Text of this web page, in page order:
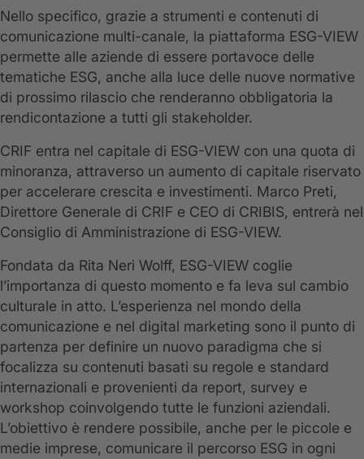
Nello specifico, grazie a strumenti e contenuti di
comunicazione multi-canale, la piattaforma ESG-VIEW
permette alle aziende di essere portavoce delle
tematiche ESG, anche alla luce delle nuove normative
di prossimo rilascio che renderanno obbligatoria la
rendicontazione a tutti gli stakeholder.
CRIF entra nel capitale di ESG-VIEW con una quota di
minoranza, attraverso un aumento di capitale riservato
per accelerare crescita e investimenti. Marco Preti,
Direttore Generale di CRIF e CEO di CRIBIS, entrerà nel
Consiglio di Amministrazione di ESG-VIEW.
Fondata da Rita Neri Wolff, ESG-VIEW coglie
l’importanza di questo momento e fa leva sul cambio
culturale in atto. L’esperienza nel mondo della
comunicazione e nel digital marketing sono il punto di
partenza per definire un nuovo paradigma che si
focalizza su contenuti basati su regole e standard
internazionali e provenienti da report, survey e
workshop coinvolgendo tutte le funzioni aziendali.
L’obiettivo è rendere possibile, anche per le piccole e
medie imprese, comunicare il percorso ESG in ogni